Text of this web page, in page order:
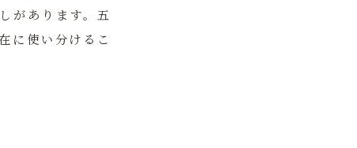
があります。五
に使い分けるこ